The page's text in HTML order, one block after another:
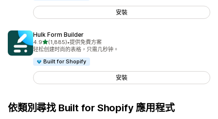
安裝
Hulk Form Builder
4.9滿分 5 顆星
(1,885)
共有 1885 則評價
•提供免費方案
轻松创建时尚的表格，只需几秒钟。
Built for Shopify
安裝
依類別尋找 Built for Shopify 應用程式